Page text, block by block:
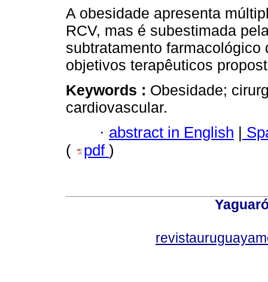
A obesidade apresenta
RCV, mas é subestimada
subtratamento
objetivos terapêuticos
Keywords : Obesidade;
cardiovascular.
· abstract in English
(
pdf )